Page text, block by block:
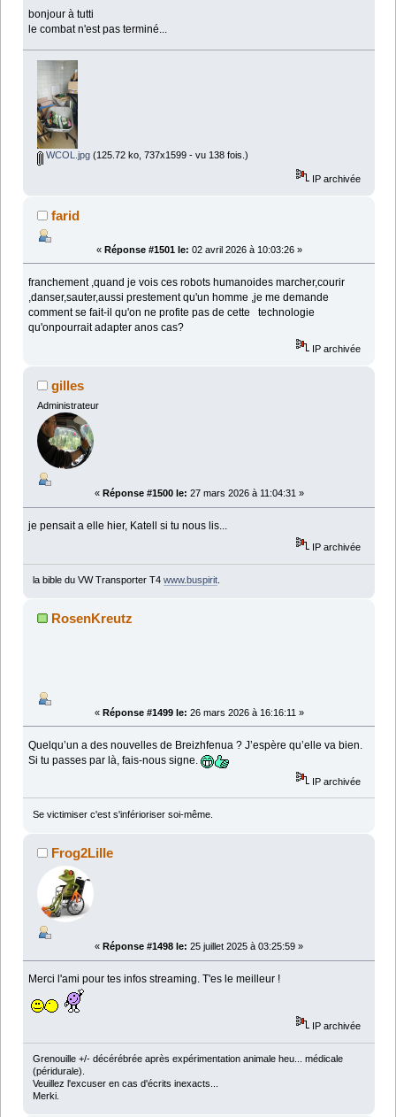
bonjour à tutti
le combat n'est pas terminé...
WCOL.jpg(125.72 ko, 737x1599 - vu 138 fois.)
IP archivée
farid
« Réponse #1501 le: 02 avril 2026 à 10:03:26 »
franchement ,quand je vois ces robots humanoides marcher,courir
,danser,sauter,aussi prestement qu'un homme ,je me demande
comment se fait-il qu'on ne profite pas de cette technologie
qu'onpourrait adapter anos cas?
IP archivée
gilles
Administrateur
« Réponse #1500 le: 27 mars 2026 à 11:04:31 »
je pensait a elle hier, Katell si tu nous lis...
IP archivée
la bible du VW Transporter T4 www.buspirit.
RosenKreutz
« Réponse #1499 le: 26 mars 2026 à 16:16:11 »
Quelqu’un a des nouvelles de Breizhfenua ? J’espère qu’elle va bien.
Si tu passes par là, fais-nous signe.
IP archivée
Se victimiser c'est s'inférioriser soi-même.
Frog2Lille
« Réponse #1498 le: 25 juillet 2025 à 03:25:59 »
Merci l'ami pour tes infos streaming. T'es le meilleur !
IP archivée
Grenouille +/- décérébrée après expérimentation animale heu... médicale
(péridurale).
Veuillez l'excuser en cas d'écrits inexacts...
Merki.